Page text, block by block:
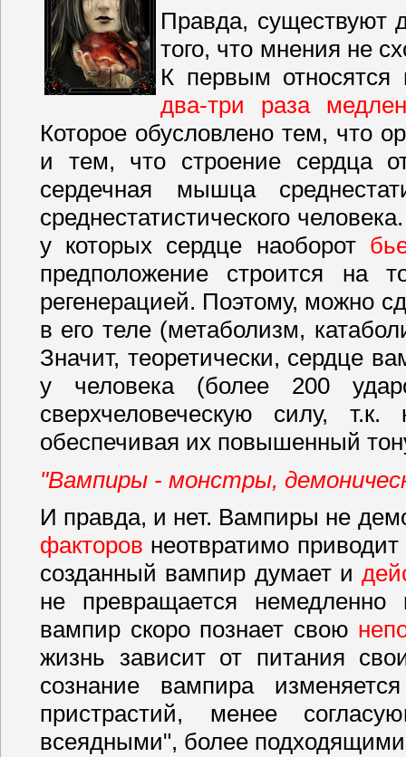
Правда, существуют
того, что мнения не
К первым
два-три раза
Которое обусловлено тем, что
и тем, что строение сердца
сердечная мышца
среднестатистического
у которых сердце наоборот
предположение строится на
регенерацией. Поэтому, можно
в его теле (метаболизм,
Значит, теоретически, сердце
у человека (более 200
сверхчеловеческую силу,
обеспечивая их повышенный
"Вампиры - монстры,
И правда, и нет. Вампиры не
факторов неотвратимо
созданный вампир думает и
не превращается немедленно
вампир скоро познает свою
жизнь зависит от питания
сознание вампира
пристрастий, менее
всеядными", более